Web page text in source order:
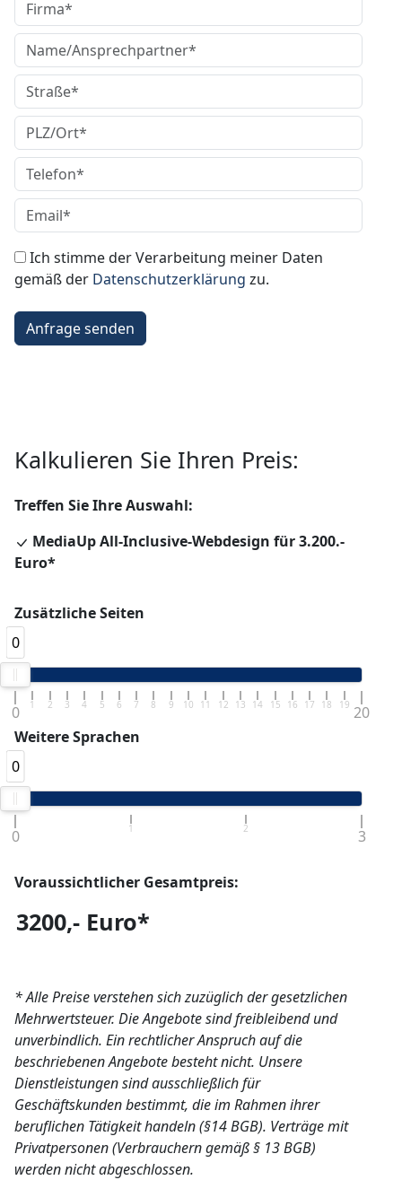
Ich stimme der Verarbeitung meiner Daten
gemäß der Datenschutzerklärung zu.
Anfrage senden
Kalkulieren Sie Ihren Preis:
Treffen Sie Ihre Auswahl:
MediaUp All-Inclusive-Webdesign für3.200.-
Euro*
Zusätzliche Seiten
0
0 1 2 3 4 5 6 7 8 9 10 11 12 13 14 15 16 17 18 19 20
Weitere Sprachen
0
0 1 2 3
Voraussichtlicher Gesamtpreis:
* Alle Preise verstehen sich zuzüglich der gesetzlichen
Mehrwertsteuer. Die Angebote sind freibleibend und
unverbindlich. Ein rechtlicher Anspruch auf die
beschriebenen Angebote besteht nicht. Unsere
Dienstleistungen sind ausschließlich für
Geschäftskunden bestimmt, die im Rahmen ihrer
beruflichen Tätigkeit handeln (§14 BGB). Verträge mit
Privatpersonen (Verbrauchern gemäß § 13 BGB)
werden nicht abgeschlossen.